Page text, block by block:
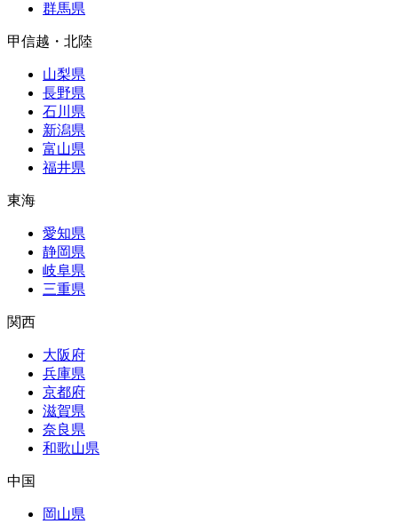
群馬県
甲信越・北陸
山梨県
長野県
石川県
新潟県
富山県
福井県
東海
愛知県
静岡県
岐阜県
三重県
関西
大阪府
兵庫県
京都府
滋賀県
奈良県
和歌山県
中国
岡山県